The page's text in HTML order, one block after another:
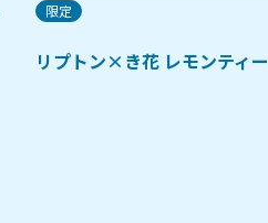
限定
リプトン×き花 レモンティー